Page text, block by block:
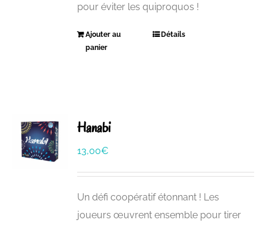
pour éviter les quiproquos !
Ajouter au
panier
Détails
Hanabi
13,00€
Un défi coopératif étonnant ! Les
joueurs œuvrent ensemble pour tirer